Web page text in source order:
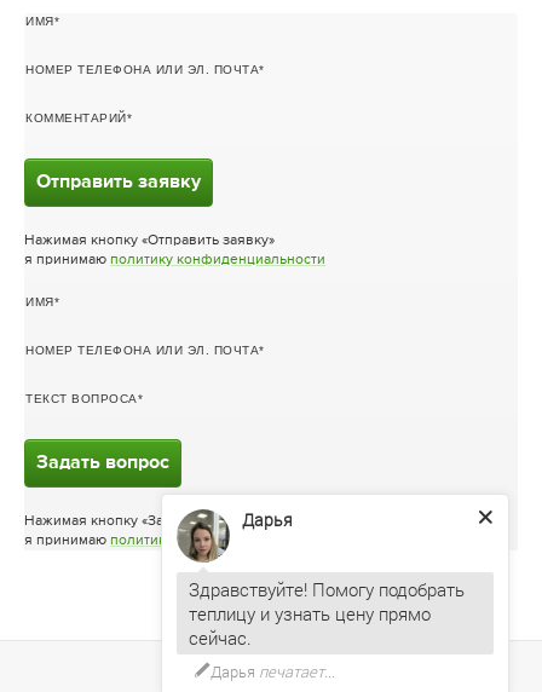
ИМЯ
НОМЕР ТЕЛЕФОНА ИЛИ ЭЛ. ПОЧТА
КОММЕНТАРИЙ
Отправить заявку
Нажимая кнопку «Отправить заявку»
я принимаю политику конфиденциальности
ИМЯ
НОМЕР ТЕЛЕФОНА ИЛИ ЭЛ. ПОЧТА
ТЕКСТ ВОПРОСА
Задать вопрос
Нажимая кнопку «Задать вопрос»
я принимаю политику конфиденциальности
Дарья
Здравствуйте! Помогу подобрать
теплицу и узнать цену прямо
Дарья печатает...